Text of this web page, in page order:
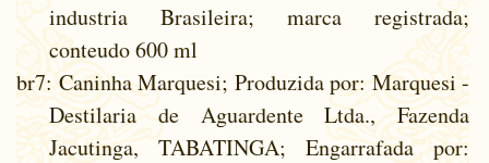
industria Brasileira; marca registrada;
conteudo 600 ml
br7: Caninha Marquesi; Produzida por: Marquesi -
Destilaria de Aguardente Ltda., Fazenda
Jacutinga, TABATINGA; Engarrafada por: